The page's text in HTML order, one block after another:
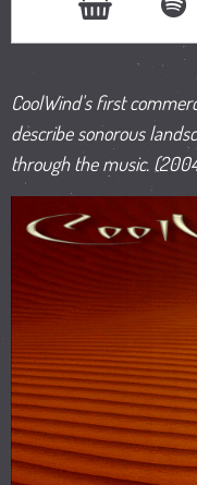
CoolWind's first
describe sonorous
through the music.